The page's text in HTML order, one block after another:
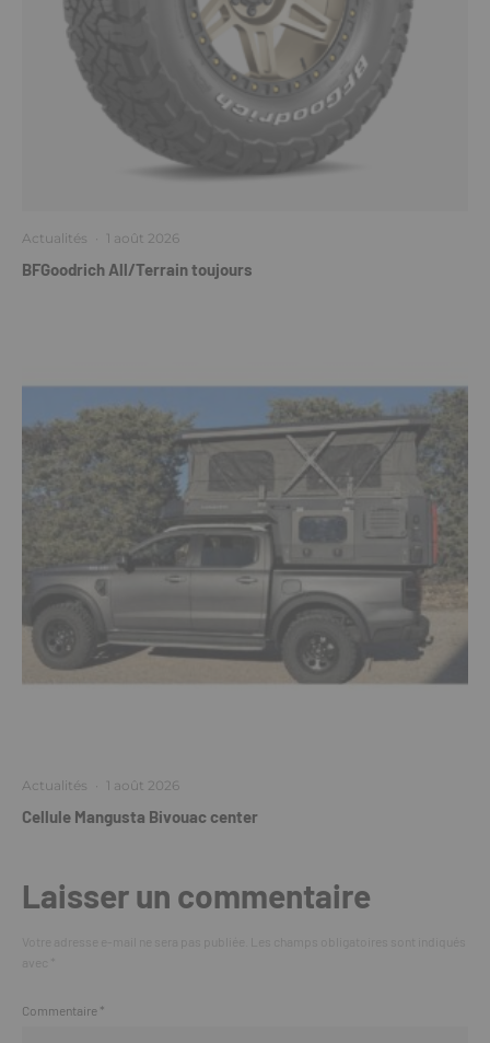
Actualités · 1 août 2026
BFGoodrich All/Terrain toujours
Actualités · 1 août 2026
Cellule Mangusta Bivouac center
Laisser un commentaire
Commentaire *